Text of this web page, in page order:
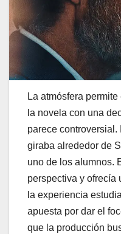
La atmósfera
la novela con una
parece
giraba alrededor de
uno de los alumnos.
perspectiva y ofrecía
la experiencia
apuesta por dar el
que la producción